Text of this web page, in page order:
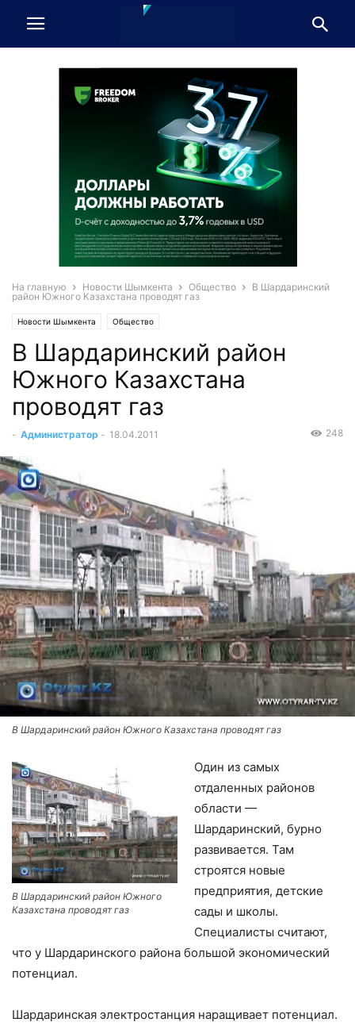
На главную Новости Шымкента Общество
В Шардаринский
район Южного Казахстана проводят газ
Новости Шымкента Общество
В Шардаринский район
Южного Казахстана
проводят газ
- Администратор - 18.04.2011 248
В Шардаринский район Южного Казахстана проводят газ
В Шардаринский район Южного
Казахстана проводят газ
Один из самых
отдаленных районов
области —
Шардаринский, бурно
развивается. Там
строятся новые
предприятия, детские
сады и школы.
Специалисты считают,
что у Шардаринского района большой экономический
потенциал.
Шардаринская электростанция наращивает потенциал.